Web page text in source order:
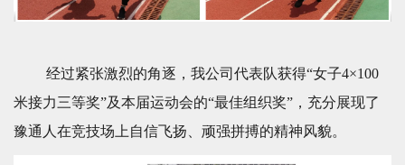
经过紧张激烈的角逐，我公司代表队获得“女子4×100
米接力三等奖”及本届运动会的“最佳组织奖”，充分展现了
豫通人在竞技场上自信飞扬、顽强拼搏的精神风貌。